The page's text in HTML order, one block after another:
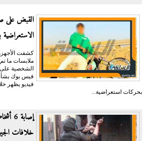
القبض على
الاستعراضية
كشفت الأجهزة
ملابسات ما
الشخصية على
فيس بوك
فيديو يظهر
بحركات استعراضية...
خلافات